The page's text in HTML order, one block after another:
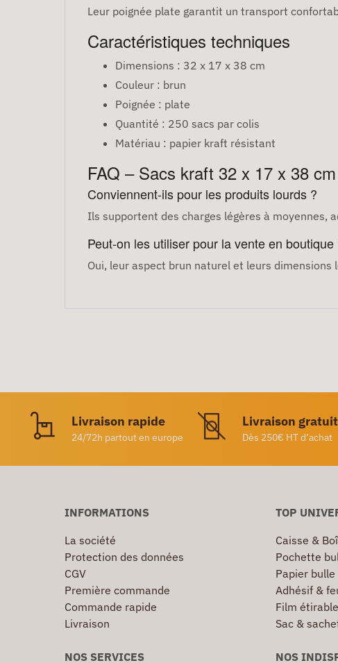
Leur poignée plate garantit un transport
Caractéristiques techniques
Dimensions : 32 x 17 x 38 cm
Couleur : brun
Poignée : plate
Quantité : 250 sacs par colis
Matériau : papier kraft résistant
FAQ – Sacs kraft 32 x 17 x 38 cm
Conviennent-ils pour les produits lourds ?
Ils supportent des charges légères à moyennes,
Peut-on les utiliser pour la vente en boutique
Oui, leur aspect brun naturel et leurs
Livraison rapide
24/72h partout en europe
Livraison
Dès 250€ HT d’achat
INFORMATIONS
La société
Protection des données
CGV
Première commande
Commande rapide
Livraison
TOP
Caisse &
Pochette
Papier
Adhésif &
Film
Sac &
NOS SERVICES
NOS